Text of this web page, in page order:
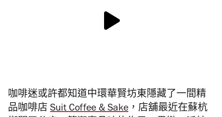
咖啡迷或許都知道中環華賢坊東隱藏了一間精
品咖啡店 Suit Coffee & Sake ，店舖最近在蘇杭